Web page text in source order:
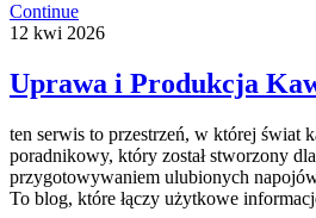
Continue
12 kwi 2026
Uprawa i Produkcja
ten serwis to przestrzeń, w której świat
poradnikowy, który został stworzony
przygotowywaniem ulubionych
To blog, które łączy użytkowe